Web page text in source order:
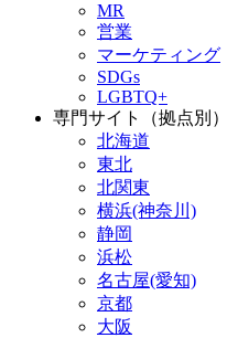
MR
営業
マーケティング
SDGs
LGBTQ+
専門サイト（拠点別）
北海道
東北
北関東
横浜(神奈川)
静岡
浜松
名古屋(愛知)
京都
大阪